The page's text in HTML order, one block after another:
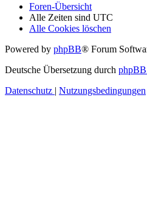
Foren-Übersicht
Alle Zeiten sind UTC
Alle Cookies löschen
Powered by phpBB® Forum
Deutsche Übersetzung durch
Datenschutz | Nutzungsbedingungen